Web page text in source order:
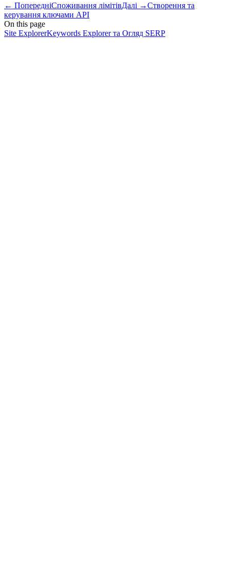
← ПопередніСпоживання лімітівДалі →Створення та
керування ключами API
On this page
Site ExplorerKeywords Explorer та Огляд SERP